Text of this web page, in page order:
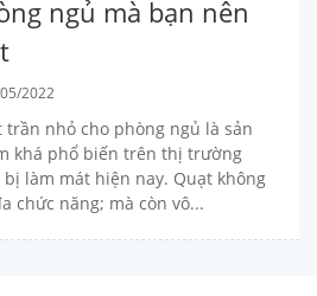
ngủ mà bạn nên
2022
trần nhỏ cho phòng ngủ là sản
khá phổ biến trên thị trường
làm mát hiện nay. Quạt không
chức năng; mà còn vô...